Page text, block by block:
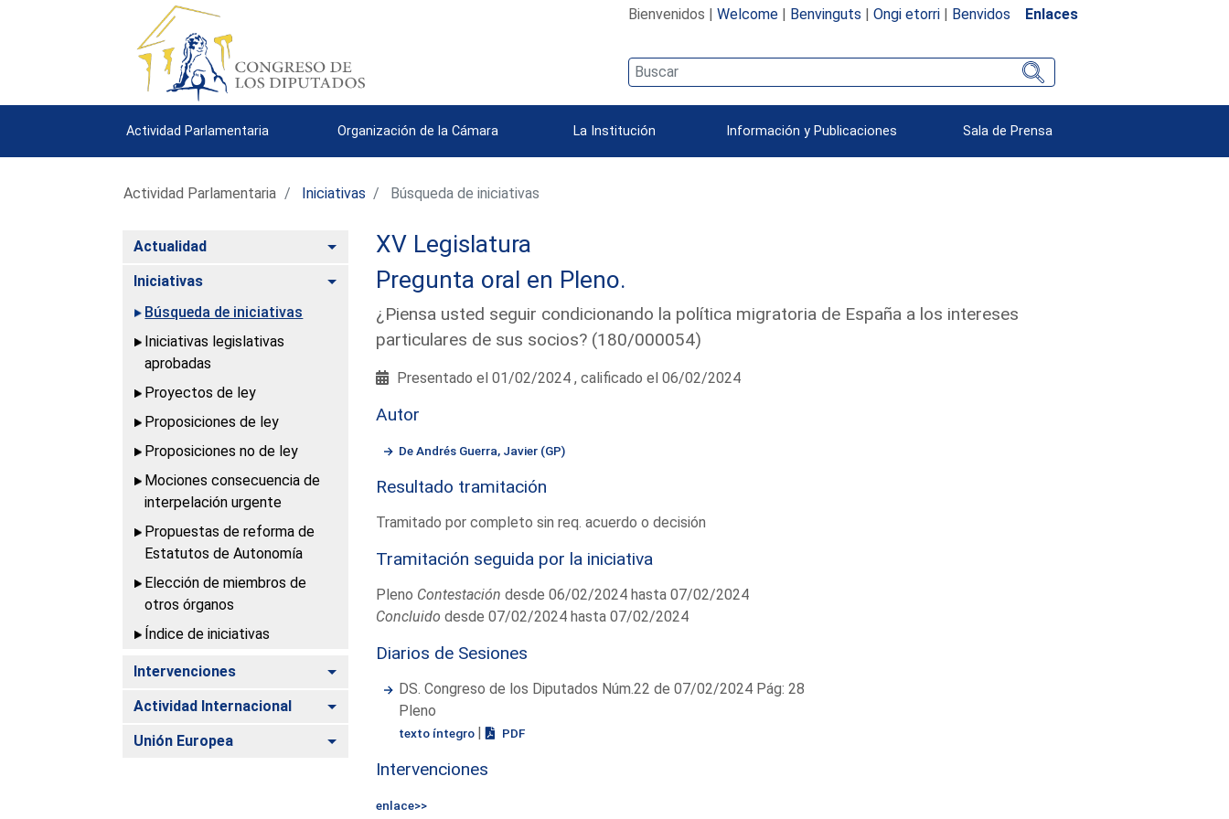
Bienvenidos | Welcome| Benvinguts | Ongi etorri| Benvidos Enlaces
Actividad Parlamentaria Organización de la Cámara La Institución Información y Publicaciones Sala de Prensa
Actividad Parlamentaria Iniciativas Búsqueda de iniciativas
Actualidad Alternar
Iniciativas
Alternar
Búsqueda de iniciativas
Iniciativas legislativas
aprobadas
Proyectos de ley
Proposiciones de ley
Proposiciones no de ley
Mociones consecuencia de
interpelación urgente
Propuestas de reforma de
Estatutos de Autonomía
Elección de miembros de
otros órganos
Índice de iniciativas
Intervenciones Alternar
Actividad Internacional Alternar
Unión Europea Alternar
XV Legislatura
Pregunta oral en Pleno.
¿Piensa usted seguir condicionando la política migratoria de España a los intereses
particulares de sus socios? (180/000054)
Presentado el 01/02/2024 , calificado el 06/02/2024
Autor
De Andrés Guerra, Javier (GP)
Resultado tramitación
Tramitado por completo sin req. acuerdo o decisión
Tramitación seguida por la iniciativa
Pleno Contestación desde 06/02/2024 hasta 07/02/2024
Concluido desde 07/02/2024 hasta 07/02/2024
Diarios de Sesiones
DS. Congreso de los Diputados Núm.22 de 07/02/2024 Pág: 28
Pleno
texto íntegro | PDF
Intervenciones
enlace>>